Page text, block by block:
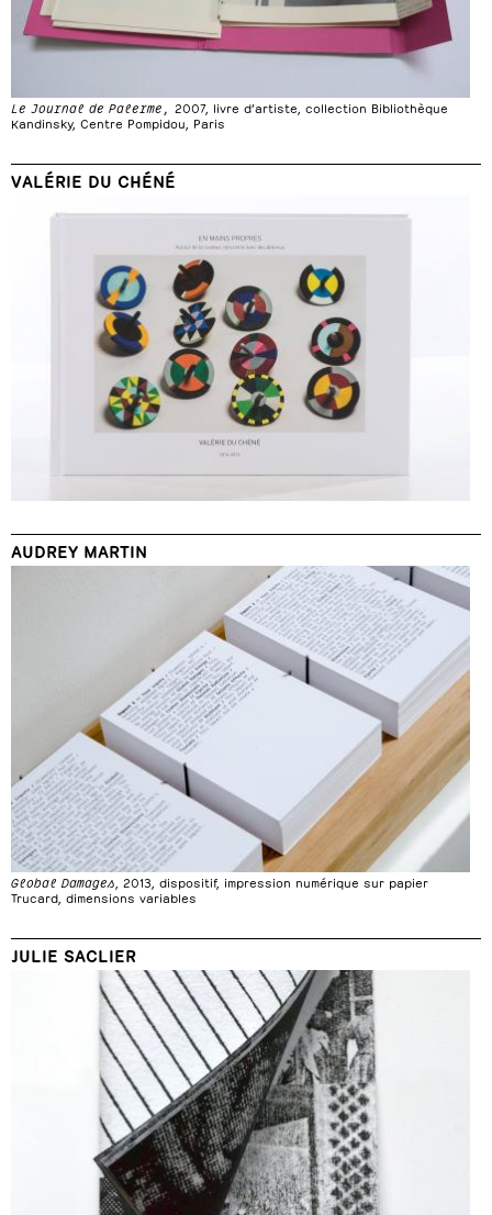
Le Journal de Palerme,
2007, livre d’artiste, collection Bibliothèque
Kandinsky, Centre Pompidou, Paris
VALÉRIE DU CHÉNÉ
AUDREY MARTIN
Global Damages , 2013, dispositif, impression numérique sur papier
Trucard, dimensions variables
JULIE SACLIER